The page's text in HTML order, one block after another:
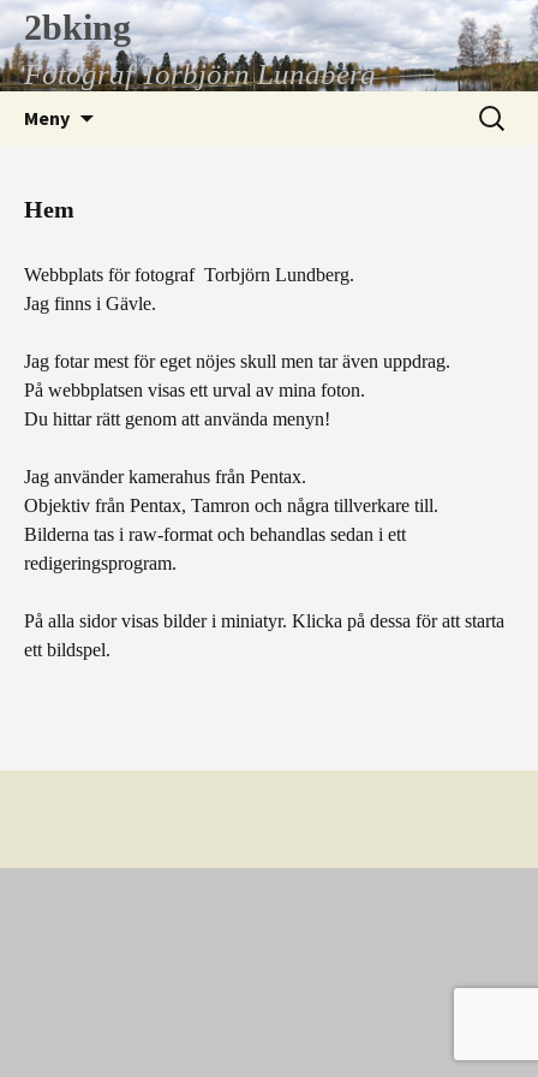
Hoppa
till
innehåll
2bking
Fotograf Torbjörn Lundberg
Meny
Sök
efter:
Hem
Webbplats för fotograf Torbjörn Lundberg.
Jag finns i Gävle.
Jag fotar mest för eget nöjes skull men tar även uppdrag.
På webbplatsen visas ett urval av mina foton.
Du hittar rätt genom att använda menyn!
Jag använder kamerahus från Pentax.
Objektiv från Pentax, Tamron och några tillverkare till.
Bilderna tas i raw-format och behandlas sedan i ett
redigeringsprogram.
På alla sidor visas bilder i miniatyr. Klicka på dessa för att starta
ett bildspel.